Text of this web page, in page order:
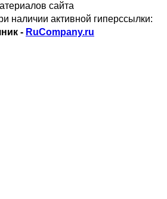
сайта
наличии активной гиперссылки:
- RuCompany.ru